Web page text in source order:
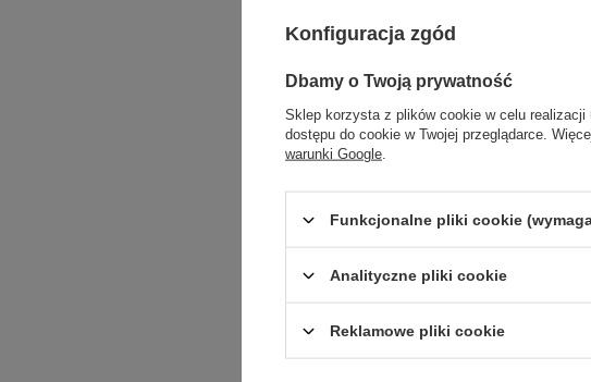
Proponujemy
Konfiguracja zgód
Dbamy o Twoją prywatność
Sklep korzysta z plików cookie w celu realizacji
dostępu do cookie w Twojej przeglądarce.
warunki Google
Funkcjonalne pliki cookie
Analityczne pliki cookie
Reklamowe pliki cookie